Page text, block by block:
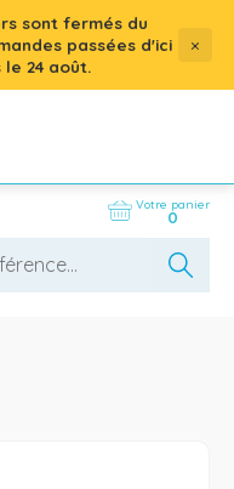
sont fermés du
passées d'ici
24 août.
×
Votre panier
0